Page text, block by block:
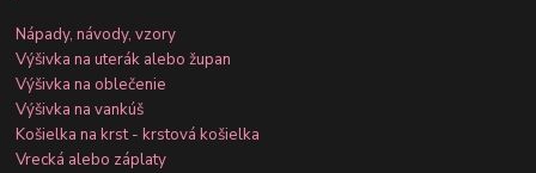
Nápady, návody, vzory
Výšivka na uterák alebo župan
Výšivka na oblečenie
Výšivka na vankúš
Košielka na krst - krstová košielka
Vrecká alebo záplaty